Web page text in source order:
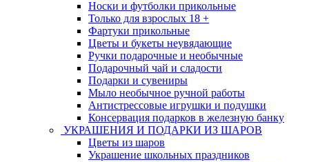
Носки и футболки прикольные
Только для взрослых 18 +
Фартуки прикольные
Цветы и букеты неувядающие
Ручки подарочные и необычные
Подарочный чай и сладости
Подарки и сувениры
Мыло необычное ручной работы
Антистрессовые игрушки и подушки
Консервация подарков в железную банку
УКРАШЕНИЯ И ПОДАРКИ ИЗ ШАРОВ
Цветы из шаров
Украшение школьных праздников